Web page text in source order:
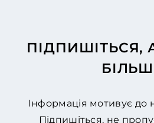
ПІДПИШІТЬСЯ,
Інформація мотивує до
Підпишіться, не